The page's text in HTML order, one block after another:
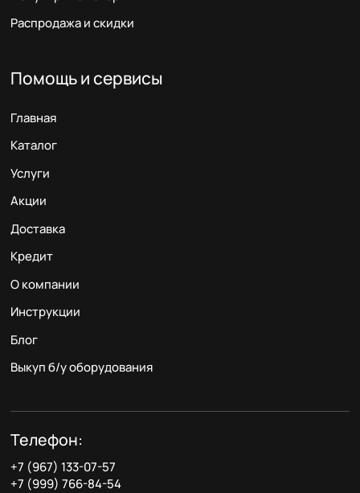
Распродажа и скидки
Помощь и сервисы
Главная
Каталог
Услуги
Акции
Доставка
Кредит
О компании
Инструкции
Блог
Выкуп б/у оборудования
Телефон:
+7 (967) 133-07-57
+7 (999) 766-84-54